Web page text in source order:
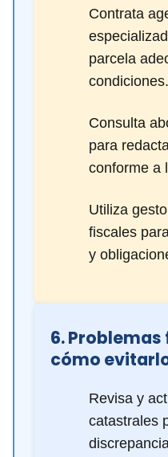
Contrata
parcela
condiciones.
Consulta
para
conforme a
Utiliza
fiscales
y
6.
cómo
Revisa y
catastrales